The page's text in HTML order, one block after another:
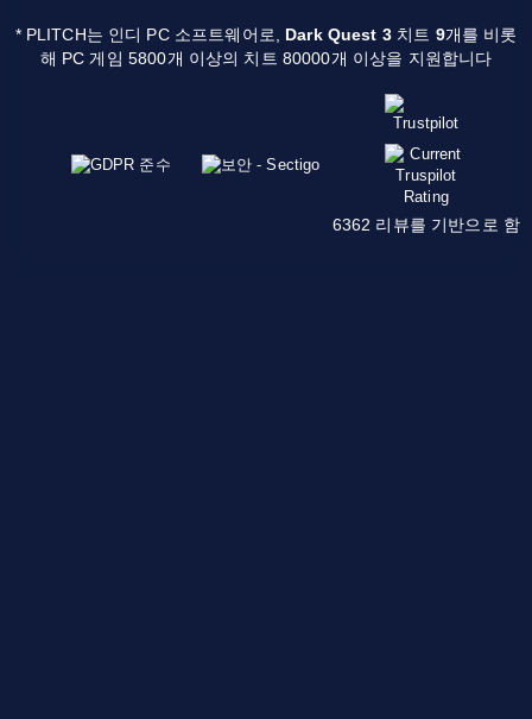
* PLITCH는 인디 PC 소프트웨어로, Dark Quest 3치트 9개를 비롯
해 PC 게임 5800개 이상의 치트 80000개 이상을 지원합니다
6362 리뷰를 기반으로 함